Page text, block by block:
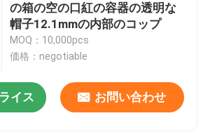
の箱の空の口紅の容器の透明な
帽子12.1mmの内部のコップ
MOQ：10,000pcs
価格：negotiable
イス お問い合わせ